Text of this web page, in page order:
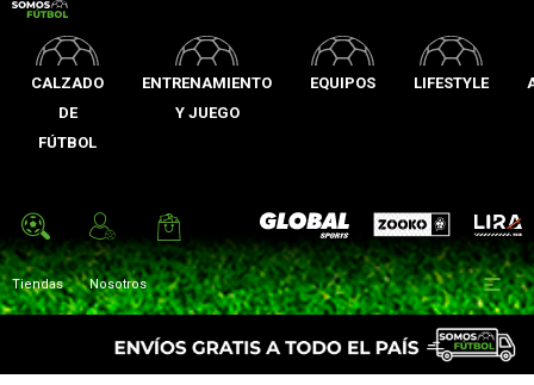
CALZADO
DE
FÚTBOL
ENTRENAMIENTO
Y JUEGO
EQUIPOS LIFESTYLE
Global Sports Zooko Lira
Tiendas Nosotros 